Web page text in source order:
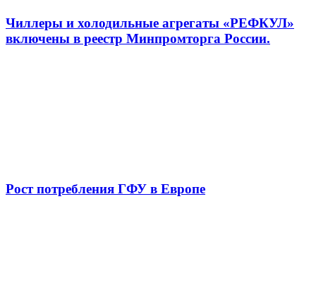
Чиллеры и холодильные агрегаты «РЕФКУЛ»
включены в реестр Минпромторга России.
Рост потребления ГФУ в Европе